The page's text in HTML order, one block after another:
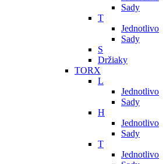
Sady
T
Jednotlivo
Sady
S
Držiaky
TORX
L
Jednotlivo
Sady
H
Jednotlivo
Sady
T
Jednotlivo